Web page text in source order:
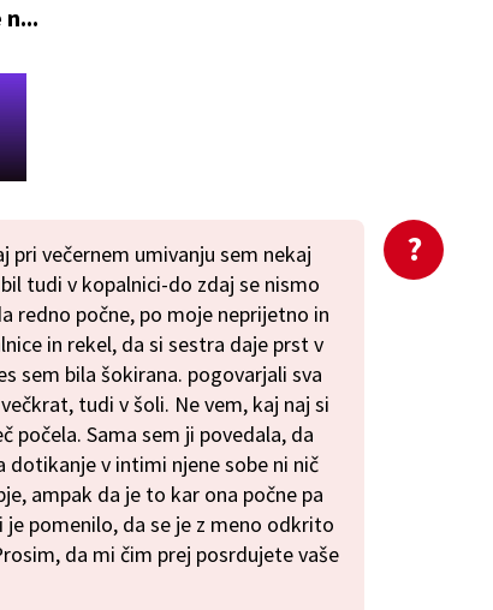
pri večernem umivanju sem nekaj
tudi v kopalnici-do zdaj se nismo
redno počne, po moje neprijetno in
in rekel, da si sestra daje prst v
sem bila šokirana. pogovarjali sva
tudi v šoli. Ne vem, kaj naj si
počela. Sama sem ji povedala, da
v intimi njene sobe ni nič
ampak da je to kar ona počne pa
je pomenilo, da se je z meno odkrito
da mi čim prej posrdujete vaše